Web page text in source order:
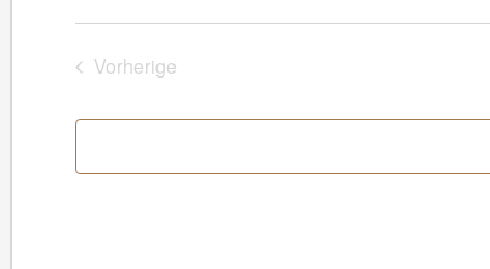
Datum
wählen.
Vorherige